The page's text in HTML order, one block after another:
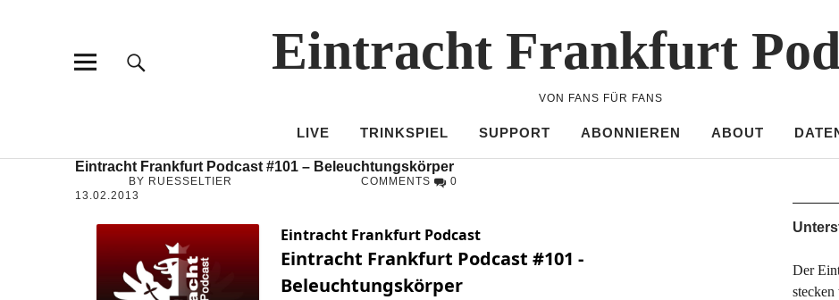
Eintracht Frankfurt
VON FANS FÜR FANS
LIVE TRINKSPIEL SUPPORT ABONNIEREN ABOUT
Eintracht Frankfurt Podcast #101 – Beleuchtungskörper
BY RUESSELTIER
13.02.2013
COMMENTS 0
Der